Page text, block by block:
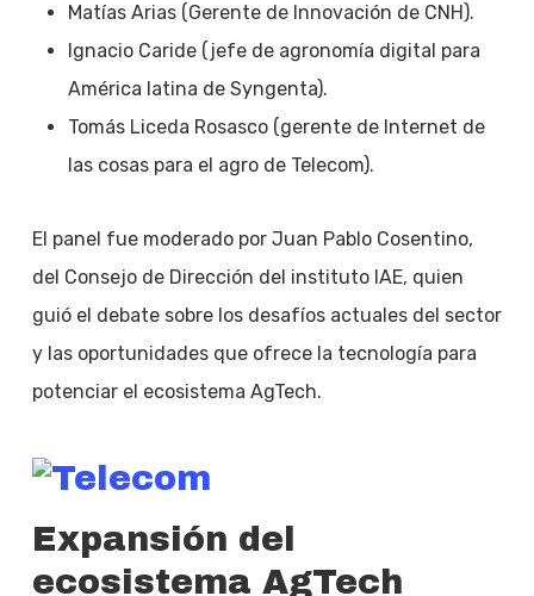
Matías Arias (Gerente de Innovación de CNH).
Ignacio Caride (jefe de agronomía digital para
América latina de Syngenta).
Tomás Liceda Rosasco (gerente de Internet de
las cosas para el agro de Telecom).
El panel fue moderado por Juan Pablo Cosentino,
del Consejo de Dirección del instituto IAE, quien
guió el debate sobre los desafíos actuales del sector
y las oportunidades que ofrece la tecnología para
potenciar el ecosistema AgTech.
Expansión del
ecosistema AgTech